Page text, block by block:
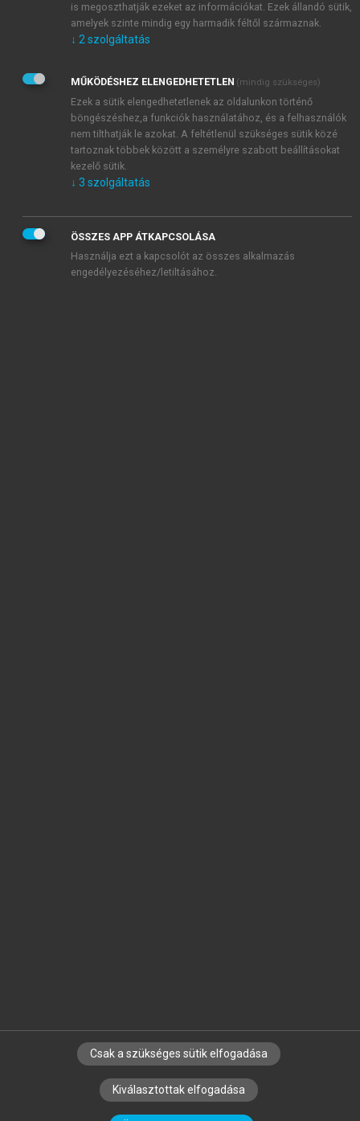
Kérek értesítést a MeRSZ újdonságairól, akcióiról.
Kérek értesítést az Akadémiai Kiadó Zrt. újdonságairól,
Adatkezelési tájékoztatóbanfoglaltakat tudomásul
veszem és elfogadom.
Általános vásárlási feltételeket, valamint a szotar.netés a
mersz.huoldalak licencszerződéseiben foglaltakat
tudomásul veszem és elfogadom.
KIPRÓBÁLOM
SZERZŐKNEK CÉGEKNEK KÖNYVTÁROSOKNAK
SZERKESZTÉSI ÉS LEKTORÁLÁSI ALAPELVEK
is megoszthatják ezeket az információkat. Ezek állandó sütik,
amelyek szinte mindig egy harmadik féltől származnak.
↓ 2 szolgáltatás
MŰKÖDÉSHEZ ELENGEDHETETLEN (mindig szükséges)
Ezek a sütik elengedhetetlenek az oldalunkon történő
böngészéshez,a funkciók használatához, és a felhasználók
nem tilthatják le azokat. A feltétlenül szükséges sütik közé
tartoznak többek között a személyre szabott beállításokat
kezelő sütik.
↓ 3 szolgáltatás
ÖSSZES APP ÁTKAPCSOLÁSA
Használja ezt a kapcsolót az összes alkalmazás
engedélyezéséhez/letiltásához.
Csak a szükséges sütik elfogadása
Kiválasztottak elfogadása